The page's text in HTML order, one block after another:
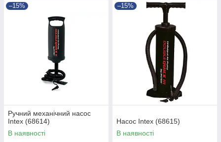
–15%
Ручний механічний насос
Intex (68614)
В наявності
–15%
Насос Intex (68615)
В наявності